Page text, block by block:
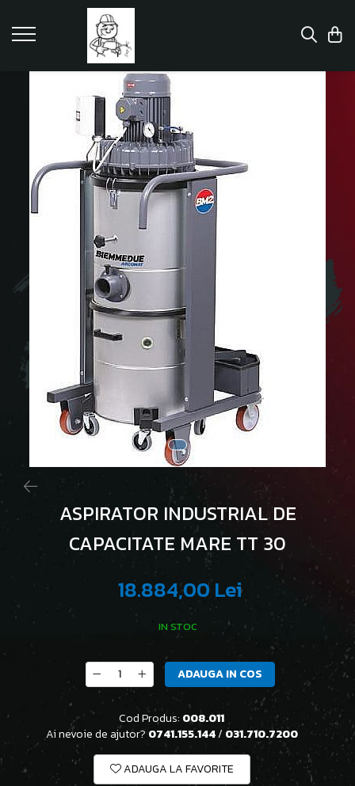
ASPIRATOR INDUSTRIAL DE
CAPACITATE MARE TT 30
18.884,00 Lei
IN STOC
ADAUGA IN COS
Cod Produs: 008.011
Ai nevoie de ajutor? 0741.155.144/ 031.710.7200
ADAUGA LA FAVORITE